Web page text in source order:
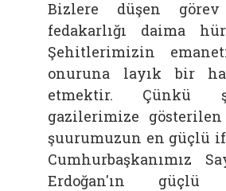
Bizlere düşen
fedakarlığı daima
Şehitlerimizin
onuruna layık bir
etmektir. Çünkü
gazilerimize
şuurumuzun en güçlü
Cumhurbaşkanımız
Erdoğan'ın